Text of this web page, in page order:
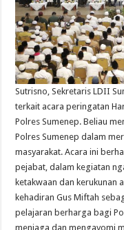
Sutrisno, Sekretaris LDII
terkait acara peringatan
Polres Sumenep. Beliau
Polres Sumenep dalam
masyarakat. Acara ini
pejabat, dalam kegiatan
ketakwaan dan kerukunan
kehadiran Gus Miftah
pelajaran berharga bagi
menjaga dan mengayomi